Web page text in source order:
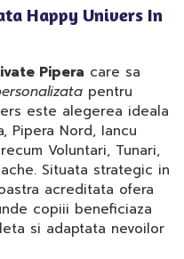
Happy Univers In
Pipera care sa
pentru
este alegerea ideala
Pipera Nord, Iancu
Voluntari, Tunari,
Situata strategic in
acreditata ofera
copiii beneficiaza
si adaptata nevoilor